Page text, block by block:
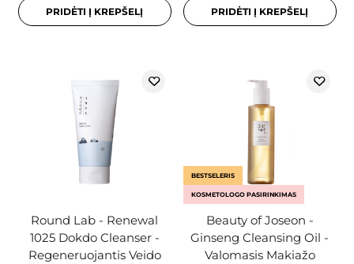
PRIDĖTI Į KREPŠELĮ PRIDĖTI Į KREPŠELĮ
Round Lab - Renewal
1025 Dokdo Cleanser -
Regeneruojantis Veido
BESTSELERIS
KOSMETOLOGO PASIRINKIMAS
Beauty of Joseon -
Ginseng Cleansing Oil -
Valomasis Makiažo